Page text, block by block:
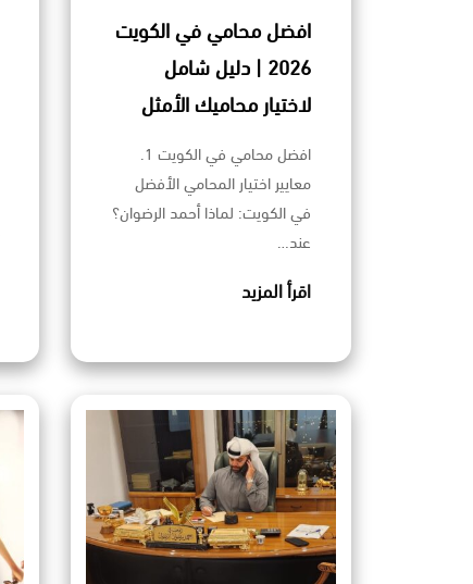
افضل محامي في الكويت
2026 | دليل شامل
لاختيار محاميك الأمثل
افضل محامي في الكويت 1.
معايير اختيار المحامي الأفضل
في الكويت: لماذا أحمد الرضوان؟
عند…
اقرأ المزيد